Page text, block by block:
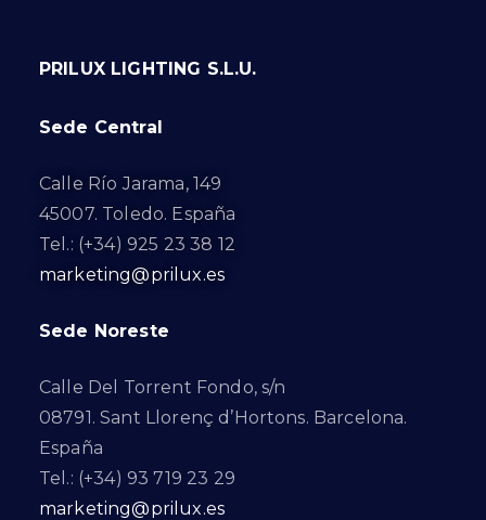
PRILUX LIGHTING S.L.U.
Sede Central
Calle Río Jarama, 149
45007. Toledo. España
Tel.: (+34) 925 23 38 12
marketing@prilux.es
Sede Noreste
Calle Del Torrent Fondo, s/n
08791. Sant Llorenç d’Hortons. Barcelona.
España
Tel.: (+34) 93 719 23 29
marketing@prilux.es